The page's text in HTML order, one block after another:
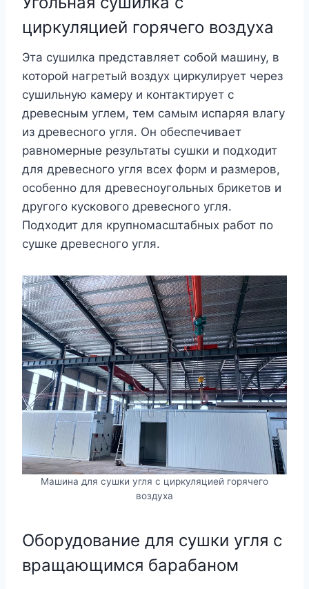
циркуляцией горячего воздуха
Эта сушилка представляет собой машину, в
которой нагретый воздух циркулирует через
сушильную камеру и контактирует с
древесным углем, тем самым испаряя влагу
из древесного угля. Он обеспечивает
равномерные результаты сушки и подходит
для древесного угля всех форм и размеров,
особенно для древесноугольных брикетов и
другого кускового древесного угля.
Подходит для крупномасштабных работ по
сушке древесного угля.
Машина для сушки угля с циркуляцией горячего
воздуха
Оборудование для сушки угля с
вращающимся барабаном